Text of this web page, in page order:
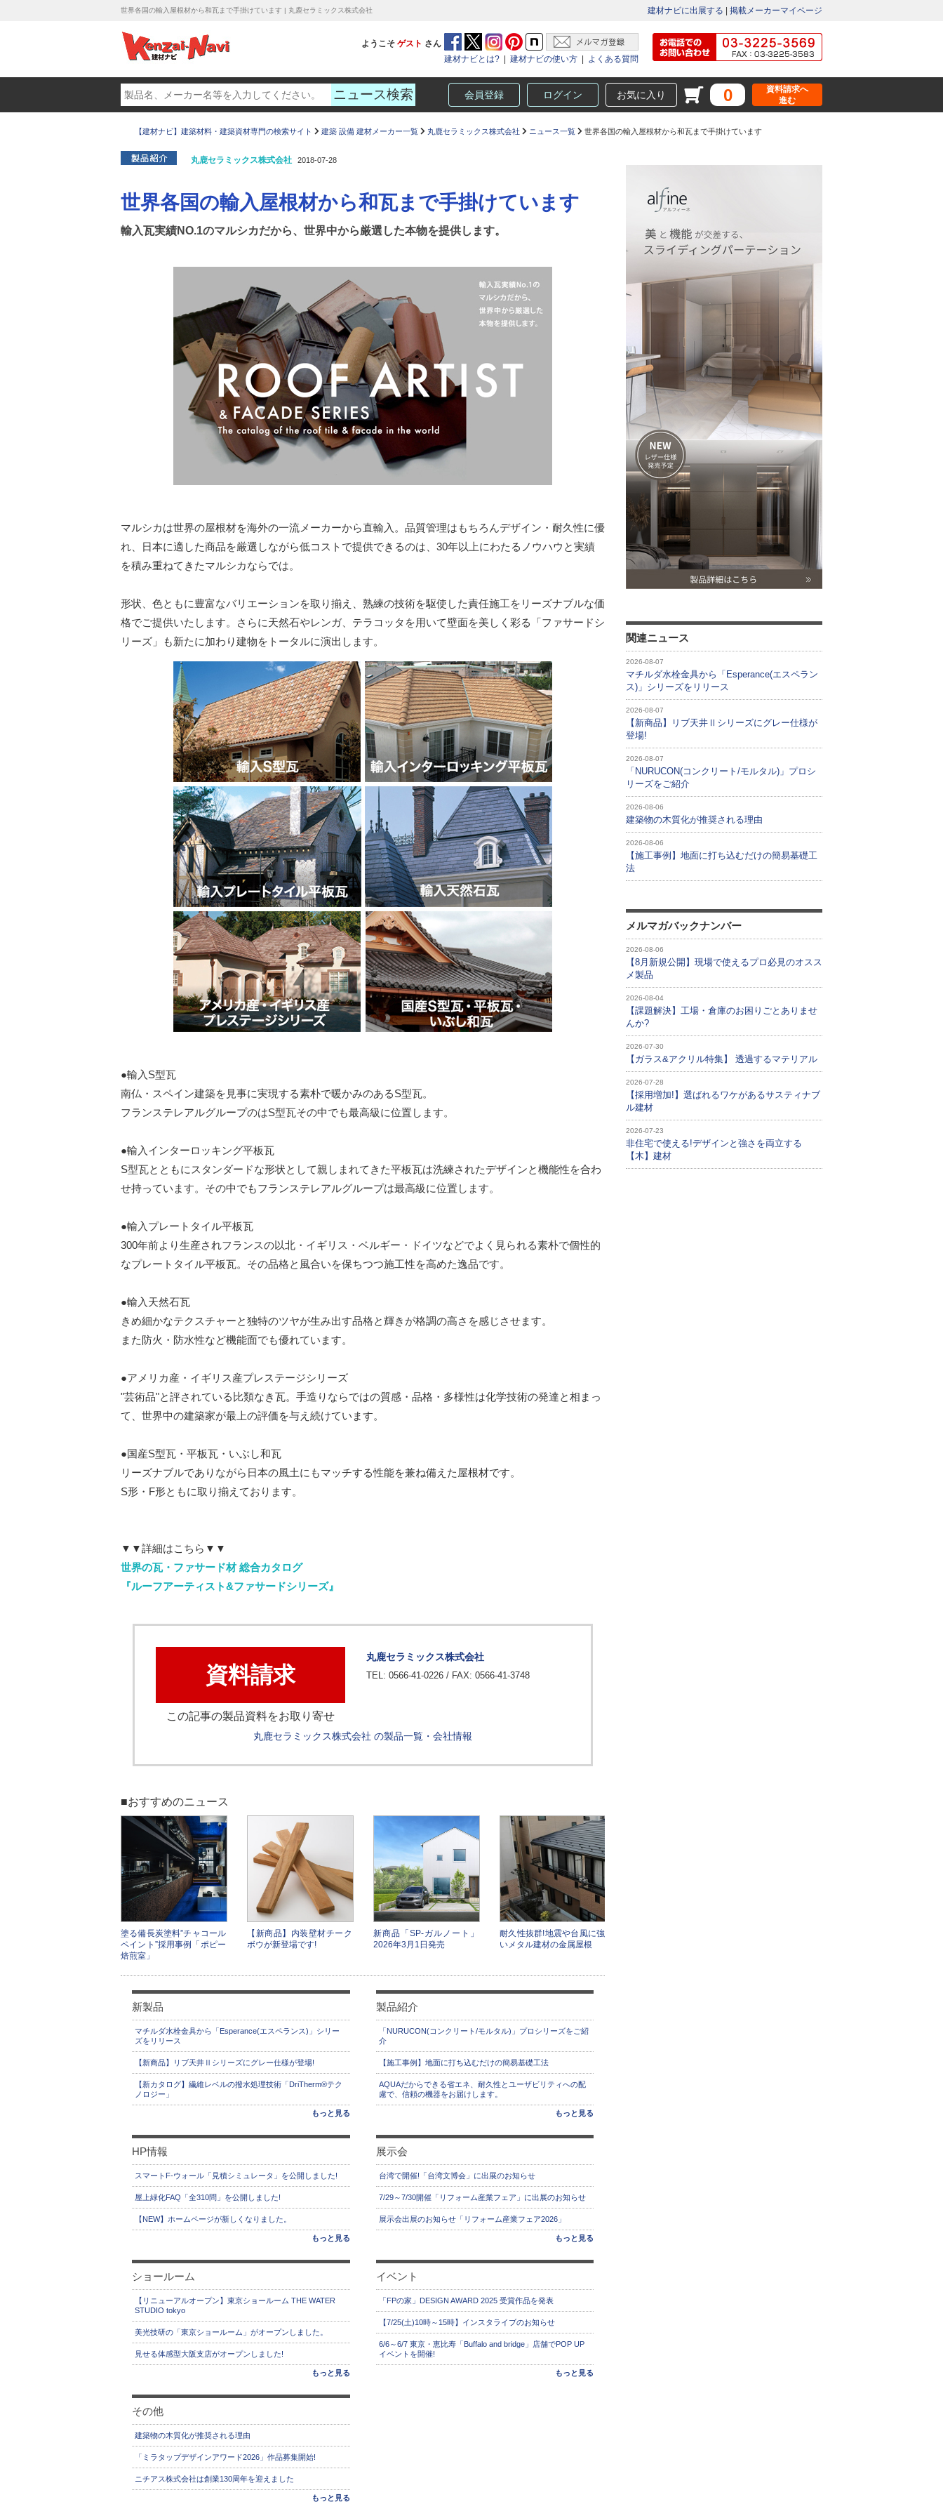
世界各国の輸入屋根材から和瓦まで手掛けています | 丸鹿セラミックス株式会社 建材ナビに出展する 掲載メーカーマイページ
ようこそ ゲスト さん
建材ナビとは?
建材ナビの使い方 よくある質問
会員登録 ログイン お気に入り 0
資料請求へ
進む
【建材ナビ】建築材料・建築資材専門の検索サイト 建築 設備 建材メーカー一覧 丸鹿セラミックス株式会社 ニュース一覧 世界各国の輸入屋根材から和瓦まで手掛けています
丸鹿セラミックス株式会社 2018-07-28
世界各国の輸入屋根材から和瓦まで手掛けています
輸入瓦実績NO.1のマルシカだから、世界中から厳選した本物を提供します。
マルシカは世界の屋根材を海外の一流メーカーから直輸入。品質管理はもちろんデザイン・耐久性に優
れ、日本に適した商品を厳選しながら低コストで提供できるのは、30年以上にわたるノウハウと実績
を積み重ねてきたマルシカならでは。
形状、色ともに豊富なバリエーションを取り揃え、熟練の技術を駆使した責任施工をリーズナブルな価
格でご提供いたします。さらに天然石やレンガ、テラコッタを用いて壁面を美しく彩る「ファサードシ
リーズ」も新たに加わり建物をトータルに演出します。
●輸入S型瓦
南仏・スペイン建築を見事に実現する素朴で暖かみのあるS型瓦。
フランステレアルグループのはS型瓦その中でも最高級に位置します。
●輸入インターロッキング平板瓦
S型瓦とともにスタンダードな形状として親しまれてきた平板瓦は洗練されたデザインと機能性を合わ
せ持っています。その中でもフランステレアルグループは最高級に位置します。
●輸入プレートタイル平板瓦
300年前より生産されフランスの以北・イギリス・ベルギー・ドイツなどでよく見られる素朴で個性的
なプレートタイル平板瓦。その品格と風合いを保ちつつ施工性を高めた逸品です。
●輸入天然石瓦
きめ細かなテクスチャーと独特のツヤが生み出す品格と輝きが格調の高さを感じさせます。
また防火・防水性など機能面でも優れています。
●アメリカ産・イギリス産プレステージシリーズ
"芸術品"と評されている比類なき瓦。手造りならではの質感・品格・多様性は化学技術の発達と相まっ
て、世界中の建築家が最上の評価を与え続けています。
●国産S型瓦・平板瓦・いぶし和瓦
リーズナブルでありながら日本の風土にもマッチする性能を兼ね備えた屋根材です。
S形・F形ともに取り揃えております。
▼▼詳細はこちら▼▼
世界の瓦・ファサード材 総合カタログ
『ルーフアーティスト&ファサードシリーズ』
資料請求
この記事の製品資料をお取り寄せ
丸鹿セラミックス株式会社
TEL: 0566-41-0226 / FAX: 0566-41-3748
丸鹿セラミックス株式会社 の製品一覧・会社情報
■おすすめのニュース
塗る備長炭塗料”チャコール
ペイント”採用事例「ポピー
焙煎室」
【新商品】内装壁材チーク
ボウが新登場です!
新商品「SP-ガルノート」
2026年3月1日発売
耐久性抜群!地震や台風に強
いメタル建材の金属屋根
新製品
マチルダ水栓金具から「Esperance(エスペランス)」シリー
ズをリリース
【新商品】リブ天井Ⅱシリーズにグレー仕様が登場!
【新カタログ】繊維レベルの撥水処理技術「DriTherm®テク
ノロジー」
もっと見る
製品紹介
「NURUCON(コンクリート/モルタル)」プロシリーズをご紹
介
【施工事例】地面に打ち込むだけの簡易基礎工法
AQUAだからできる省エネ、耐久性とユーザビリティへの配
慮で、信頼の機器をお届けします。
もっと見る
HP情報
スマートF-ウォール「見積シミュレータ」を公開しました!
屋上緑化FAQ「全310問」を公開しました!
【NEW】ホームページが新しくなりました。
もっと見る
展示会
台湾で開催!「台湾文博会」に出展のお知らせ
7/29～7/30開催「リフォーム産業フェア」に出展のお知らせ
展示会出展のお知らせ「リフォーム産業フェア2026」
もっと見る
ショールーム
【リニューアルオープン】東京ショールーム THE WATER
STUDIO tokyo
美光技研の「東京ショールーム」がオープンしました。
見せる体感型大阪支店がオープンしました!
もっと見る
イベント
「FPの家」DESIGN AWARD 2025 受賞作品を発表
【7/25(土)10時～15時】インスタライブのお知らせ
6/6～6/7 東京・恵比寿「Buffalo and bridge」店舗でPOP UP
イベントを開催!
もっと見る
その他
建築物の木質化が推奨される理由
「ミラタップデザインアワード2026」作品募集開始!
ニチアス株式会社は創業130周年を迎えました
もっと見る
関連ニュース
2026-08-07
マチルダ水栓金具から「Esperance(エスペラン
ス)」シリーズをリリース
2026-08-07
【新商品】リブ天井Ⅱシリーズにグレー仕様が
登場!
2026-08-07
「NURUCON(コンクリート/モルタル)」プロシ
リーズをご紹介
2026-08-06
建築物の木質化が推奨される理由
2026-08-06
【施工事例】地面に打ち込むだけの簡易基礎工
法
メルマガバックナンバー
2026-08-06
【8月新規公開】現場で使えるプロ必見のオスス
メ製品
2026-08-04
【課題解決】工場・倉庫のお困りごとありませ
んか?
2026-07-30
【ガラス&アクリル特集】 透過するマテリアル
2026-07-28
【採用増加!】選ばれるワケがあるサスティナブ
ル建材
2026-07-23
非住宅で使える!デザインと強さを両立する
【木】建材